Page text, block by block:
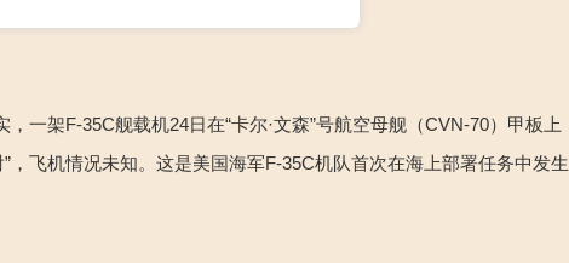
一架F-35C舰载机24日在“卡尔·文森”号航空母舰（CVN-70）甲板上
，飞机情况未知。这是美国海军F-35C机队首次在海上部署任务中发生